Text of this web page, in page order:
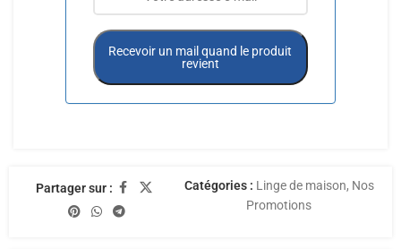
Recevoir un mail quand le produit
revient
Partager sur : Catégories : Linge de maison, Nos
Promotions